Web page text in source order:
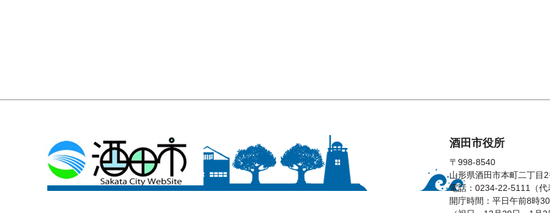
酒田市役所
〒998-8540
山形県酒田市本町二丁目
電話：0234-22-5111（代
開庁時間：平日午前8時